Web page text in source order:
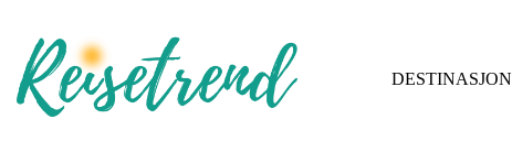
innholdet
DESTINASJON